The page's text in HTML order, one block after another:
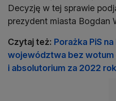
Decyzję w tej sprawie
prezydent miasta Bogdan
Czytaj też: Porażka PiS
województwa bez wotum
i absolutorium za 2022 rok